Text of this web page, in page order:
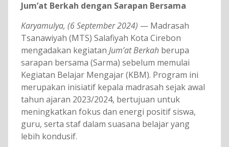
Jum’at Berkah dengan Sarapan Bersama
Karyamulya, (6 September 2024) — Madrasah
Tsanawiyah (MTS) Salafiyah Kota Cirebon
mengadakan kegiatan Jum’at Berkahberupa
sarapan bersama (Sarma) sebelum memulai
Kegiatan Belajar Mengajar (KBM). Program ini
merupakan inisiatif kepala madrasah sejak awal
tahun ajaran 2023/2024, bertujuan untuk
meningkatkan fokus dan energi positif siswa,
guru, serta staf dalam suasana belajar yang
lebih kondusif.